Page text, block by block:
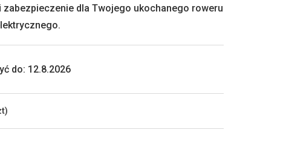
do: 12.8.2026
zabezpieczenie dla Twojego ukochanego roweru